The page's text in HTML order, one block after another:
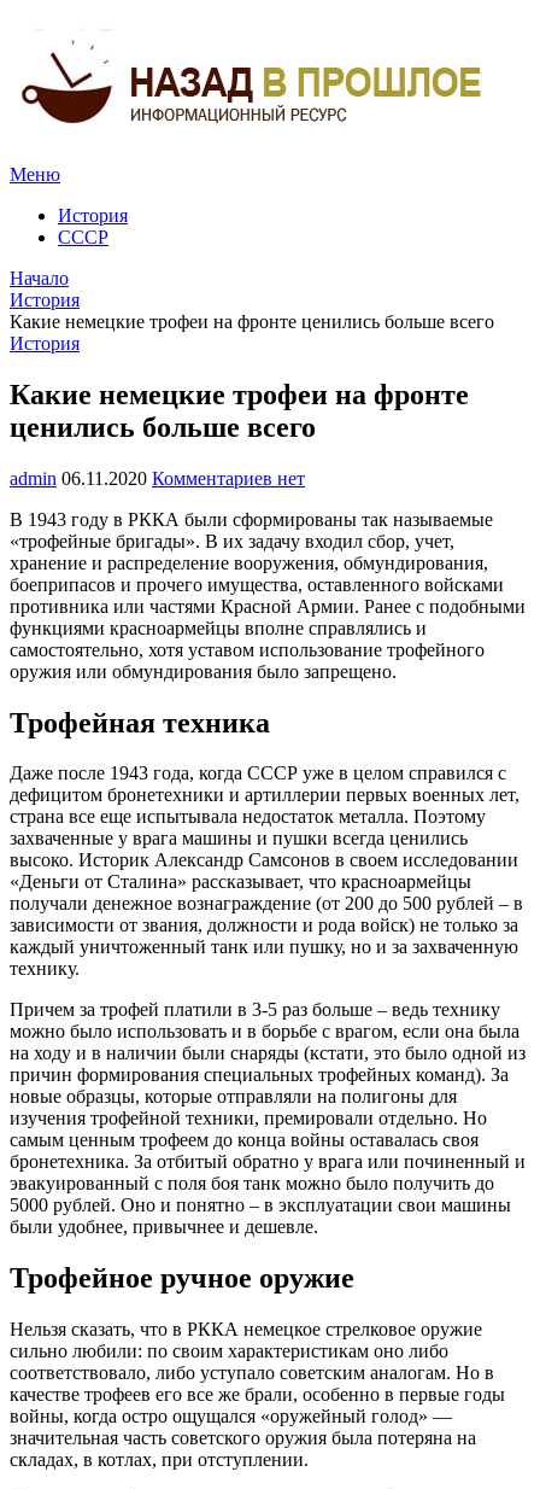
Меню
История
СССР
Начало
История
Какие немецкие трофеи на фронте ценились больше всего
История
Какие немецкие трофеи на фронте
ценились больше всего
admin 06.11.2020 Комментариев нет
В 1943 году в РККА были сформированы так называемые
«трофейные бригады». В их задачу входил сбор, учет,
хранение и распределение вооружения, обмундирования,
боеприпасов и прочего имущества, оставленного войсками
противника или частями Красной Армии. Ранее с подобными
функциями красноармейцы вполне справлялись и
самостоятельно, хотя уставом использование трофейного
оружия или обмундирования было запрещено.
Трофейная техника
Даже после 1943 года, когда СССР уже в целом справился с
дефицитом бронетехники и артиллерии первых военных лет,
страна все еще испытывала недостаток металла. Поэтому
захваченные у врага машины и пушки всегда ценились
высоко. Историк Александр Самсонов в своем исследовании
«Деньги от Сталина» рассказывает, что красноармейцы
получали денежное вознаграждение (от 200 до 500 рублей – в
зависимости от звания, должности и рода войск) не только за
каждый уничтоженный танк или пушку, но и за захваченную
технику.
Причем за трофей платили в 3-5 раз больше – ведь технику
можно было использовать и в борьбе с врагом, если она была
на ходу и в наличии были снаряды (кстати, это было одной из
причин формирования специальных трофейных команд). За
новые образцы, которые отправляли на полигоны для
изучения трофейной техники, премировали отдельно. Но
самым ценным трофеем до конца войны оставалась своя
бронетехника. За отбитый обратно у врага или починенный и
эвакуированный с поля боя танк можно было получить до
5000 рублей. Оно и понятно – в эксплуатации свои машины
были удобнее, привычнее и дешевле.
Трофейное ручное оружие
Нельзя сказать, что в РККА немецкое стрелковое оружие
сильно любили: по своим характеристикам оно либо
соответствовало, либо уступало советским аналогам. Но в
качестве трофеев его все же брали, особенно в первые годы
войны, когда остро ощущался «оружейный голод» —
значительная часть советского оружия была потеряна на
складах, в котлах, при отступлении.